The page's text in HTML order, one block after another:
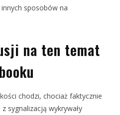
sposobów na
na ten temat
chodzi, chociaż faktycznie
sygnalizacją wykrywały